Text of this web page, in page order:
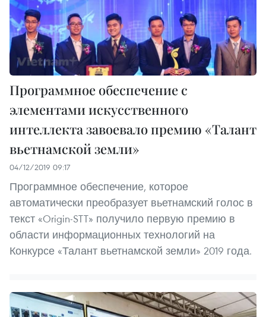
Программное обеспечение с
элементами искусственного
интеллекта завоевало премию «Талант
вьетнамской земли»
04/12/2019 09:17
Программное обеспечение, которое
автоматически преобразует вьетнамский голос в
текст «Origin-STT» получило первую премию в
области информационных технологий на
Конкурсе «Талант вьетнамской земли» 2019 года.